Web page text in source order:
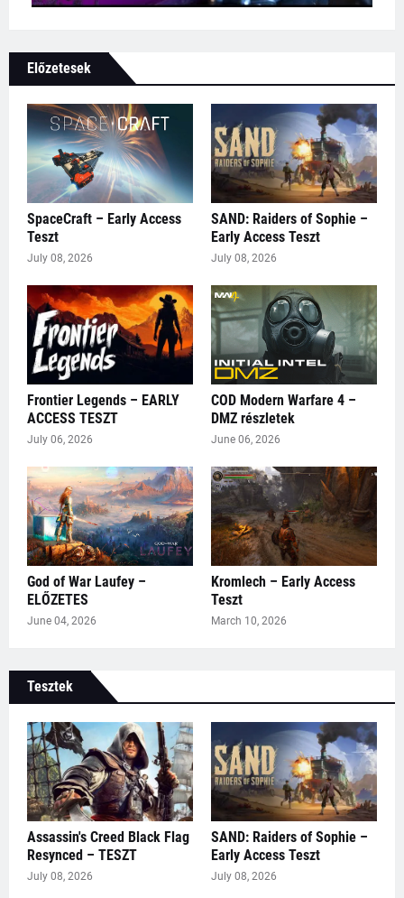
Előzetesek
SpaceCraft – Early Access
Teszt
July 08, 2026
SAND: Raiders of Sophie –
Early Access Teszt
July 08, 2026
Frontier Legends – EARLY
ACCESS TESZT
July 06, 2026
COD Modern Warfare 4 –
DMZ részletek
June 06, 2026
God of War Laufey –
ELŐZETES
June 04, 2026
Kromlech – Early Access
Teszt
March 10, 2026
Tesztek
Assassin's Creed Black Flag
Resynced – TESZT
July 08, 2026
SAND: Raiders of Sophie –
Early Access Teszt
July 08, 2026